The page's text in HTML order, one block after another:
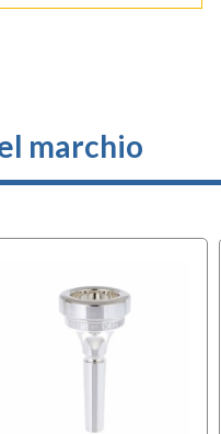
marchio